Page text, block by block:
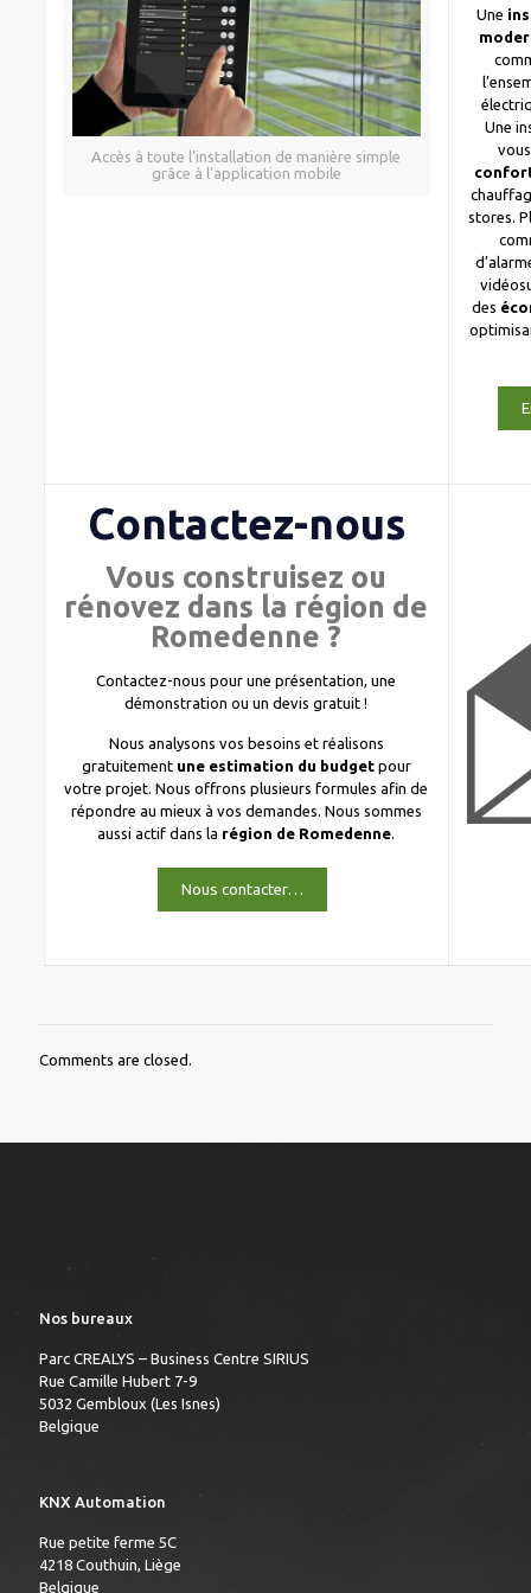
Accès à toute l’installation de manière simple
grâce à l’application mobile
Une
Une
stores.
des
Contactez-nous
Vous construisez ou
rénovez dans la région de
Romedenne ?
Contactez-nous pour une présentation, une
démonstration ou un devis gratuit !
Nous analysons vos besoins et réalisons
gratuitement une estimation du budgetpour
votre projet. Nous offrons plusieurs formules afin de
répondre au mieux à vos demandes. Nous sommes
aussi actif dans la région de Romedenne.
Nous contacter…
Comments are closed.
Nos bureaux
Parc CREALYS – Business Centre SIRIUS
Rue Camille Hubert 7-9
5032 Gembloux (Les Isnes)
Belgique
KNX Automation
Rue petite ferme 5C
4218 Couthuin, Liège
Belgique